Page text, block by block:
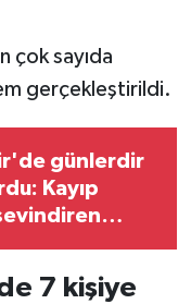
çok sayıda
gerçekleştirildi.
günlerdir
Kayıp
7 kişiye